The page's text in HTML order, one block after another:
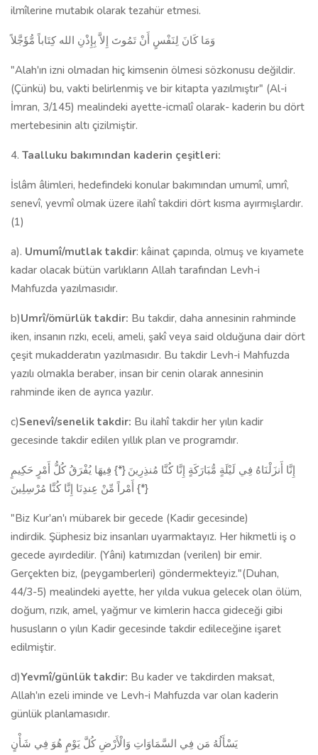
ilmîlerine mutabık olarak tezahür etmesi.
وَمَا كَانَ لِنَفْسٍ أَنْ تَمُوتَ إِلاَّ بِإِذْنِ الله كِتَاباً مُّؤَجَّلاً
"Alah'ın izni olmadan hiç kimsenin ölmesi sözkonusu değildir.
(Çünkü) bu, vakti belirlenmiş ve bir kitapta yazılmıştır" (Al-i
İmran, 3/145) mealindeki ayette-icmalî olarak- kaderin bu dört
mertebesinin altı çizilmiştir.
4. Taalluku bakımından kaderin çeşitleri:
İslâm âlimleri, hedefindeki konular bakımından umumî, umrî,
senevî, yevmî olmak üzere ilahî takdiri dört kısma ayırmışlardır.
(1)
a). Umumî/mutlak takdir: kâinat çapında, olmuş ve kıyamete
kadar olacak bütün varlıkların Allah tarafından Levh-i
Mahfuzda yazılmasıdır.
b)Umrî/ömürlük takdir: Bu takdir, daha annesinin rahminde
iken, insanın rızkı, eceli, ameli, şakî veya said olduğuna dair dört
çeşit mukadderatın yazılmasıdır. Bu takdir Levh-i Mahfuzda
yazılı olmakla beraber, insan bir cenin olarak annesinin
rahminde iken de ayrıca yazılır.
c)Senevî/senelik takdir: Bu ilahî takdir her yılın kadir
gecesinde takdir edilen yıllık plan ve programdır.
إِنَّا أَنزَلْنَاهُ فِي لَيْلَةٍ مُّبَارَكَةٍ إِنَّا كُنَّا مُنذِرِينَ {*} فِيهَا يُفْرَقُ كُلُّ أَمْرٍ حَكِيمٍ
{*} أَمْراً مِّنْ عِندِنَا إِنَّا كُنَّا مُرْسِلِينَ
"Biz Kur'an'ı mübarek bir gecede (Kadir gecesinde)
indirdik. Şüphesiz biz insanları uyarmaktayız. Her hikmetli iş o
gecede ayırdedilir. (Yâni) katımızdan (verilen) bir emir.
Gerçekten biz, (peygamberleri) göndermekteyiz."(Duhan,
44/3-5) mealindeki ayette, her yılda vukua gelecek olan ölüm,
doğum, rızık, amel, yağmur ve kimlerin hacca gideceği gibi
hususların o yılın Kadir gecesinde takdir edileceğine işaret
edilmiştir.
d)Yevmî/günlük takdir: Bu kader ve takdirden maksat,
Allah'ın ezeli iminde ve Levh-i Mahfuzda var olan kaderin
günlük planlamasıdır.
يَسْأَلُهُ مَن فِي السَّمَاوَاتِ وَالْأَرْضِ كُلَّ يَوْمٍ هُوَ فِي شَأْنٍ